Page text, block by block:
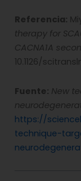
Referencia:
therapy for
CACNA1A
10.1126/
Fuente: New
https://
technique-